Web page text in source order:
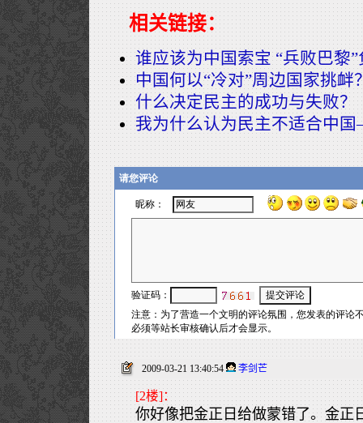
相关链接：
谁应该为中国索宝 “兵败巴黎
中国何以“冷对”周边国家挑衅
什么决定民主的成功与失败？
我为什么认为民主不适合中
2009-03-21 13:40:54 李剑芒
[2楼]：
你好像把金正日给做蒙错了。金正